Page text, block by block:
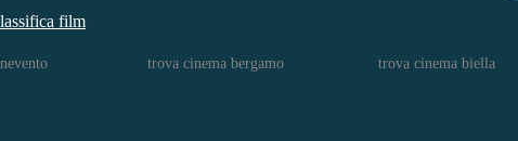
film
trova cinema bergamo trova cinema biella